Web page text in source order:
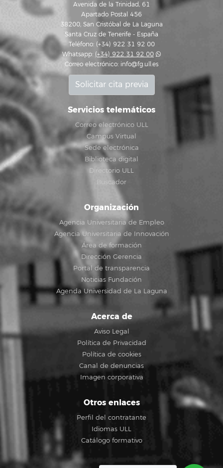
Avenida de la Trinidad, 61
Apartado Postal 456
38200, San Cristóbal de La Laguna
Santa Cruz de Tenerife - España
Teléfono: (+34) 922 31 92 00
Whatsapp: (+34) 922 31 92 00
Correo electrónico: info@fg.ull.es
Solicitar cita previa
Servicios telemáticos
Correo electrónico ULL
Campus Virtual
Sede electrónica
Biblioteca digital
Directorio ULL
Buscador
Organización
Agencia Universitaria de Empleo
Agencia Universitaria de Innovación
Área de formación
Dirección Gerencia
Portal de transparencia
Noticias Fundación
Agenda Universidad de La Laguna
Acerca de
Aviso Legal
Política de Privacidad
Política de cookies
Canal de denuncias
Imagen corporativa
Otros enlaces
Perfil del contratante
Idiomas ULL
Catálogo formativo